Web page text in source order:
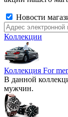
Новости
Коллекции
Коллекция For
В данной
мужчин.